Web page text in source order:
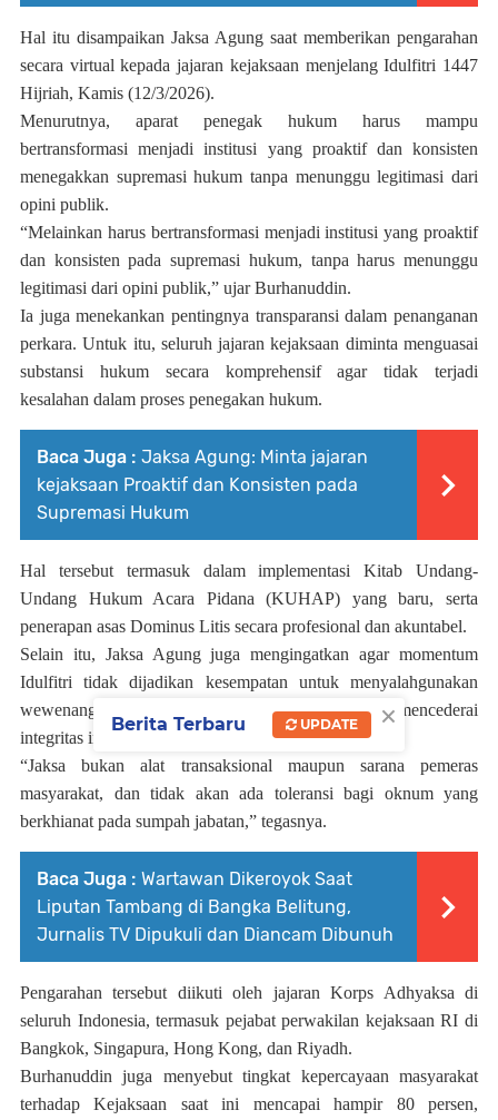
Hal itu disampaikan Jaksa Agung saat memberikan pengarahan
secara virtual kepada jajaran kejaksaan menjelangIdulfitri 1447
Hijriah, Kamis (12/3/2026).
Menurutnya, aparat penegak hukum harus mampu
bertransformasi menjadi institusi yang proaktif dan konsisten
menegakkan supremasi hukum tanpa menunggu legitimasi dari
opini publik.
“Melainkan harus bertransformasi menjadi institusi yang proaktif
dan konsisten pada supremasi hukum, tanpa harus menunggu
legitimasi dari opini publik,” ujar Burhanuddin.
Ia juga menekankan pentingnya transparansi dalam penanganan
perkara. Untuk itu, seluruh jajaran kejaksaan diminta menguasai
substansi hukum secara komprehensif agar tidak terjadi
kesalahan dalam proses penegakan hukum.
Baca Juga : Jaksa Agung: Minta jajaran
kejaksaan Proaktif dan Konsisten pada
Supremasi Hukum
Hal tersebut termasuk dalam implementasiKitab Undang-
Undang Hukum Acara Pidana(KUHAP) yang baru, serta
penerapan asas Dominus Litis secara profesional dan akuntabel.
Selain itu, Jaksa Agung juga mengingatkan agar momentum
Idulfitri tidak dijadikan kesempatan untuk menyalahgunakan
wewenang atau melakukan tindakan yang dapat mencederai
integritas institusi.
“Jaksa bukan alat transaksional maupun sarana pemeras
masyarakat, dan tidak akan ada toleransi bagi oknum yang
berkhianat pada sumpah jabatan,” tegasnya.
Baca Juga : Wartawan Dikeroyok Saat
Liputan Tambang di Bangka Belitung,
Jurnalis TV Dipukuli dan Diancam Dibunuh
Pengarahan tersebut diikuti oleh jajaran Korps Adhyaksa di
seluruh Indonesia, termasuk pejabat perwakilan kejaksaan RI di
Bangkok, Singapura, Hong Kong, dan Riyadh.
Burhanuddin juga menyebut tingkat kepercayaan masyarakat
terhadap Kejaksaan saat ini mencapai hampir 80 persen,
×
Berita Terbaru UPDATE